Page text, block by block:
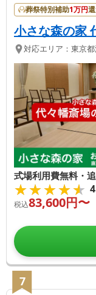
葬祭特別補助1万円
小さな森の家
対応エリア： 東京都
式場利用費無料・
★★★★★
★★★★★
税込83,600円〜
7